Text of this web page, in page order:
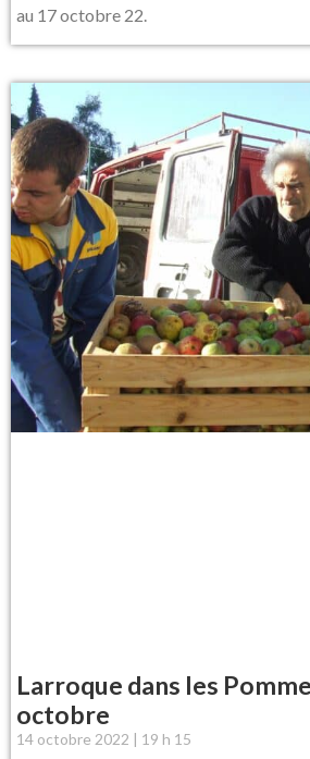
au 17 octobre 22.
Larroque dans les
octobre
14 octobre 2022 19 h 15